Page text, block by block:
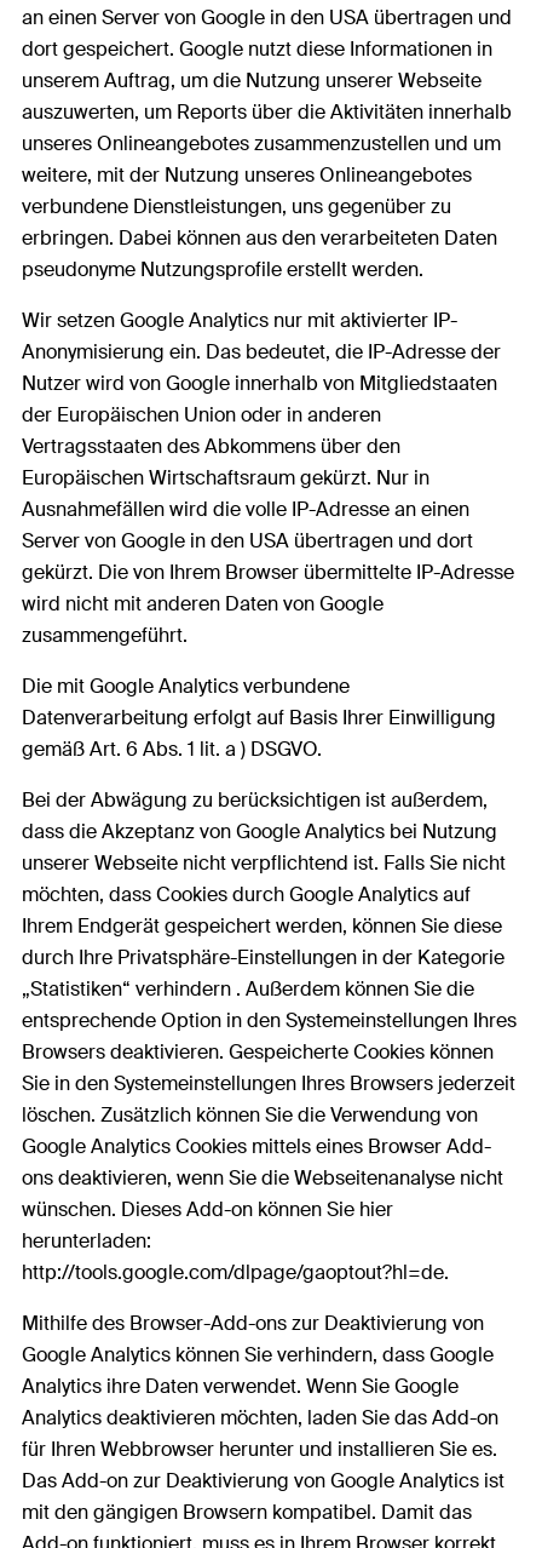
an einen Server von Google in den USA übertragen und
dort gespeichert. Google nutzt diese Informationen in
unserem Auftrag, um die Nutzung unserer Webseite
auszuwerten, um Reports über die Aktivitäten innerhalb
unseres Onlineangebotes zusammenzustellen und um
weitere, mit der Nutzung unseres Onlineangebotes
verbundene Dienstleistungen, uns gegenüber zu
erbringen. Dabei können aus den verarbeiteten Daten
pseudonyme Nutzungsprofile erstellt werden.
Wir setzen Google Analytics nur mit aktivierter IP-
Anonymisierung ein. Das bedeutet, die IP-Adresse der
Nutzer wird von Google innerhalb von Mitgliedstaaten
der Europäischen Union oder in anderen
Vertragsstaaten des Abkommens über den
Europäischen Wirtschaftsraum gekürzt. Nur in
Ausnahmefällen wird die volle IP-Adresse an einen
Server von Google in den USA übertragen und dort
gekürzt. Die von Ihrem Browser übermittelte IP-Adresse
wird nicht mit anderen Daten von Google
zusammengeführt.
Die mit Google Analytics verbundene
Datenverarbeitung erfolgt auf Basis Ihrer Einwilligung
gemäß Art. 6 Abs. 1 lit. a ) DSGVO.
Bei der Abwägung zu berücksichtigen ist außerdem,
dass die Akzeptanz von Google Analytics bei Nutzung
unserer Webseite nicht verpflichtend ist. Falls Sie nicht
möchten, dass Cookies durch Google Analytics auf
Ihrem Endgerät gespeichert werden, können Sie diese
durch Ihre Privatsphäre-Einstellungen in der Kategorie
„Statistiken“ verhindern . Außerdem können Sie die
entsprechende Option in den Systemeinstellungen Ihres
Browsers deaktivieren. Gespeicherte Cookies können
Sie in den Systemeinstellungen Ihres Browsers jederzeit
löschen. Zusätzlich können Sie die Verwendung von
Google Analytics Cookies mittels eines Browser Add-
ons deaktivieren, wenn Sie die Webseitenanalyse nicht
wünschen. Dieses Add-on können Sie hier
herunterladen:
http://tools.google.com/dlpage/gaoptout?hl=de.
Mithilfe des Browser-Add-ons zur Deaktivierung von
Google Analytics können Sie verhindern, dass Google
Analytics ihre Daten verwendet. Wenn Sie Google
Analytics deaktivieren möchten, laden Sie das Add-on
für Ihren Webbrowser herunter und installieren Sie es.
Das Add-on zur Deaktivierung von Google Analytics ist
mit den gängigen Browsern kompatibel. Damit das